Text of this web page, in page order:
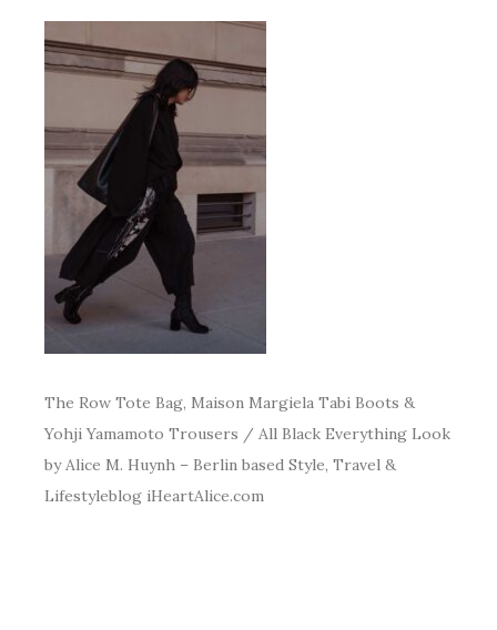
The Row Tote Bag, Maison Margiela Tabi Boots &
Yohji Yamamoto Trousers / All Black Everything Look
by Alice M. Huynh – Berlin based Style, Travel &
Lifestyleblog iHeartAlice.com